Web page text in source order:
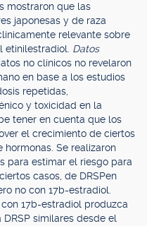
mostraron que las
japonesas y de raza
relevante sobre
etinilestradiol. Datos
no clínicos no revelaron
en base a los estudios
repetidas,
y toxicidad en la
tener en cuenta que los
el crecimiento de ciertos
Se realizaron
para estimar el riesgo para
casos, de DRSPen
no con 17b-estradiol.
17b-estradiol produzca
similares desde el